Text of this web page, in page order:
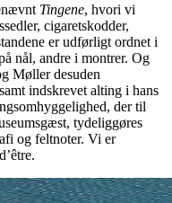
Tingene, hvori vi
cigaretskodder,
er udførligt ordnet i
nål, andre i montrer. Og
Møller desuden
indskrevet alting i hans
der til
tydeliggøres
og feltnoter. Vi er